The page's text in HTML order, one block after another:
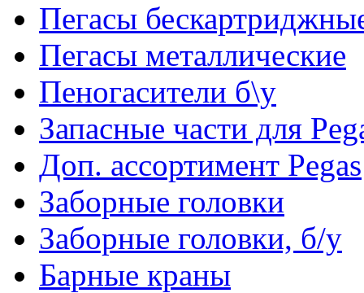
Пегасы
Пегасы металлические
Пеногасители б\у
Запасные части для
Доп. ассортимент Pegas
Заборные головки
Заборные головки, б/у
Барные краны